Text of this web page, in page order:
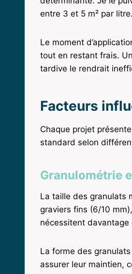
entre 3 et 5 m² par litre.
Le moment
tout en restant frais.
tardive le rendrait
Facteurs
Chaque projet
standard selon
Granulométrie
La taille des granulats
graviers fins (6/10
nécessitent davantage
La forme des
assurer leur maintien,